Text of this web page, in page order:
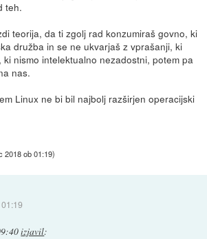
teh.
teorija, da ti zgolj rad konzumiraš govno, ki
družba in se ne ukvarjaš z vprašanji, ki
nismo intelektualno nezadostni, potem pa
nas.
Linux ne bi bil najbolj razširjen operacijski
2018 ob 01:19)
izjavil: